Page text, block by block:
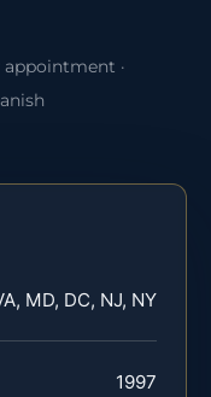
appointment ·
MD, DC, NJ, NY
1997